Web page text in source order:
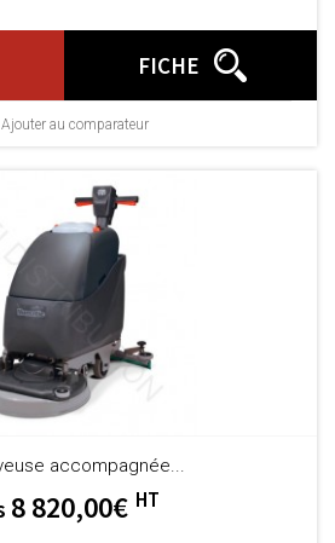
FICHE
Ajouter au comparateur
accompagnée...
8 820,00€ HT